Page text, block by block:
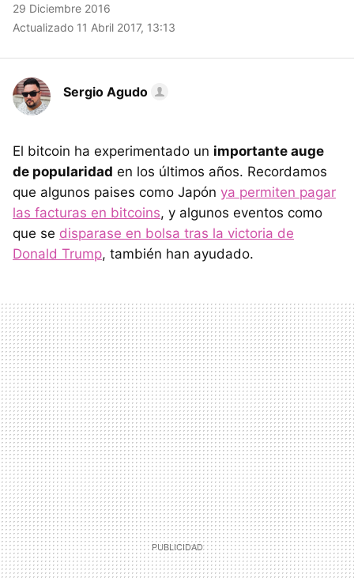
29 Diciembre 2016
Actualizado 11 Abril 2017, 13:13
Sergio Agudo
El bitcoin ha experimentado un importante auge
de popularidad en los últimos años. Recordamos
que algunos paises como Japón ya permiten pagar
las facturas en bitcoins, y algunos eventos como
que se disparase en bolsa tras la victoria de
Donald Trump, también han ayudado.